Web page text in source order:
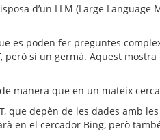
d’un LLM (Large Language
es poden fer preguntes
però sí un germà. Aquest
manera que en un mateix
que depèn de les dades amb
en el cercador Bing, però